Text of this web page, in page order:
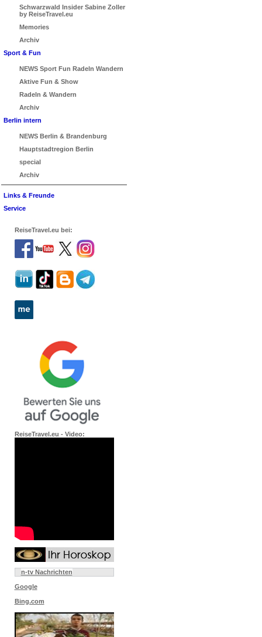
Schwarzwald Insider Sabine Zoller
by ReiseTravel.eu
Memories
Archiv
Sport & Fun
NEWS Sport Fun Radeln Wandern
Aktive Fun & Show
Radeln & Wandern
Archiv
Berlin intern
NEWS Berlin & Brandenburg
Hauptstadtregion Berlin
special
Archiv
Links & Freunde
Service
ReiseTravel.eu bei:
ReiseTravel.eu - Video:
n-tv Nachrichten
Google
Bing.com